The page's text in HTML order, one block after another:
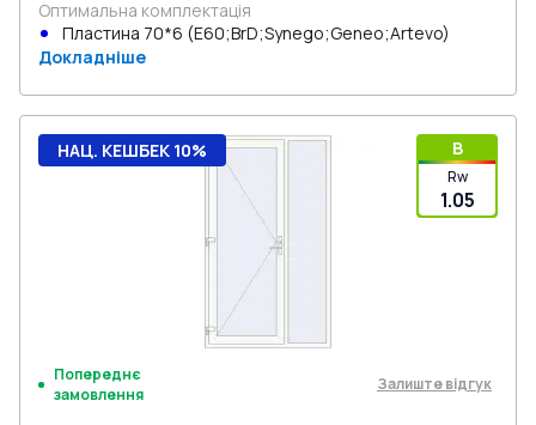
Оптимальна комплектація
Пластина 70*6 (E60;BrD;Synego;Geneo;Artevo)
Докладніше
B
Rw
1.05
НАЦ. КЕШБЕК 10%
Попереднє
замовлення
Залиште відгук